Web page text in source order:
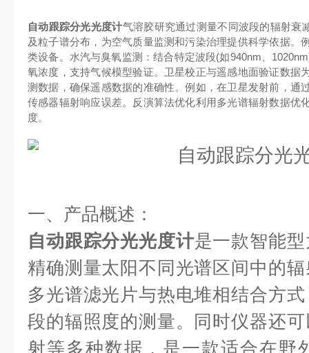
自动跟踪分光光度计气溶胶研究通过测量不同波段的辐射衰
及粒子谱分布，为空气质量监测和污染治理提供科学依据。
类设备。水汽与臭氧监测：结合特定波段(如940nm、
氧浓度，支持气候模型验证。卫星校正与遥感地面验证数据
测数据，确保遥感数据的准确性。例如，在卫星发射前，通
传感器辐射响应误差。反演算法优化利用多光谱辐射数据优
度。
一、产品概述：
自动跟踪分光光度计是一款智能
精确测量太阳不同光谱区间中的
多光谱滤光片与热电堆相结合方
段的辐照度的测量。同时仪器还
射等多种数据，是一款适合在野